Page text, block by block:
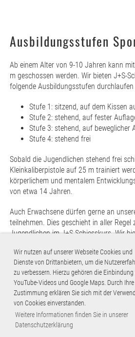
Wir nutzen auf unserer Webseite Cookies und
Dienste von Drittanbietern, um die
zu verbessern. Hierzu gehören die Einbindung
YouTube-Videos und Google Maps. Durch Ihre
Zustimmung erklären Sie sich mit der
von Cookies einverstanden.
Weitere Informationen finden Sie in unserer
Datenschutzerklärung
Ausbildungsstufen
Ab einem Alter von 9-10 Jahren kann
m geschossen werden. Wir bieten J+S-
folgende Ausbildungsstufen durchlaufen
Stufe 1: sitzend, auf dem Kissen
Stufe 2: stehend, auf fester
Stufe 3: stehend, auf beweglicher
Stufe 4: stehend frei
Sobald die Jugendlichen stehend frei
Kleinkaliberpistole auf 25 m trainiert
körperlichem und mentalem
von etwa 14 Jahren.
Auch Erwachsene dürfen gerne an
teilnehmen. Dies geschieht in aller Regel
Jugendlichen im J+S-Schiesskurs. Wir
Sommer- und einen Winterkurs an.
gewünscht werden, kann dies mit den
Ausbildungsverantwortlichen gerne
© 2025 Pistolen-Schützen